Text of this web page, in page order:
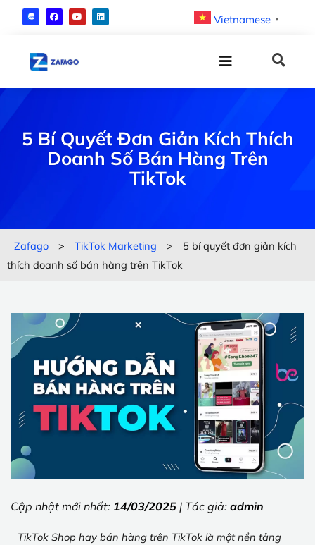
Vietnamese ▼
5 Bí Quyết Đơn Giản Kích Thích
Doanh Số Bán Hàng Trên
TikTok
Zafago > TikTok Marketing >
5 bí quyết đơn giản kích
thích doanh số bán hàng trên TikTok
Cập nhật mới nhất: 14/03/2025 | Tác giả: admin
TikTok Shop hay bán hàng trên TikTok là một nền tảng